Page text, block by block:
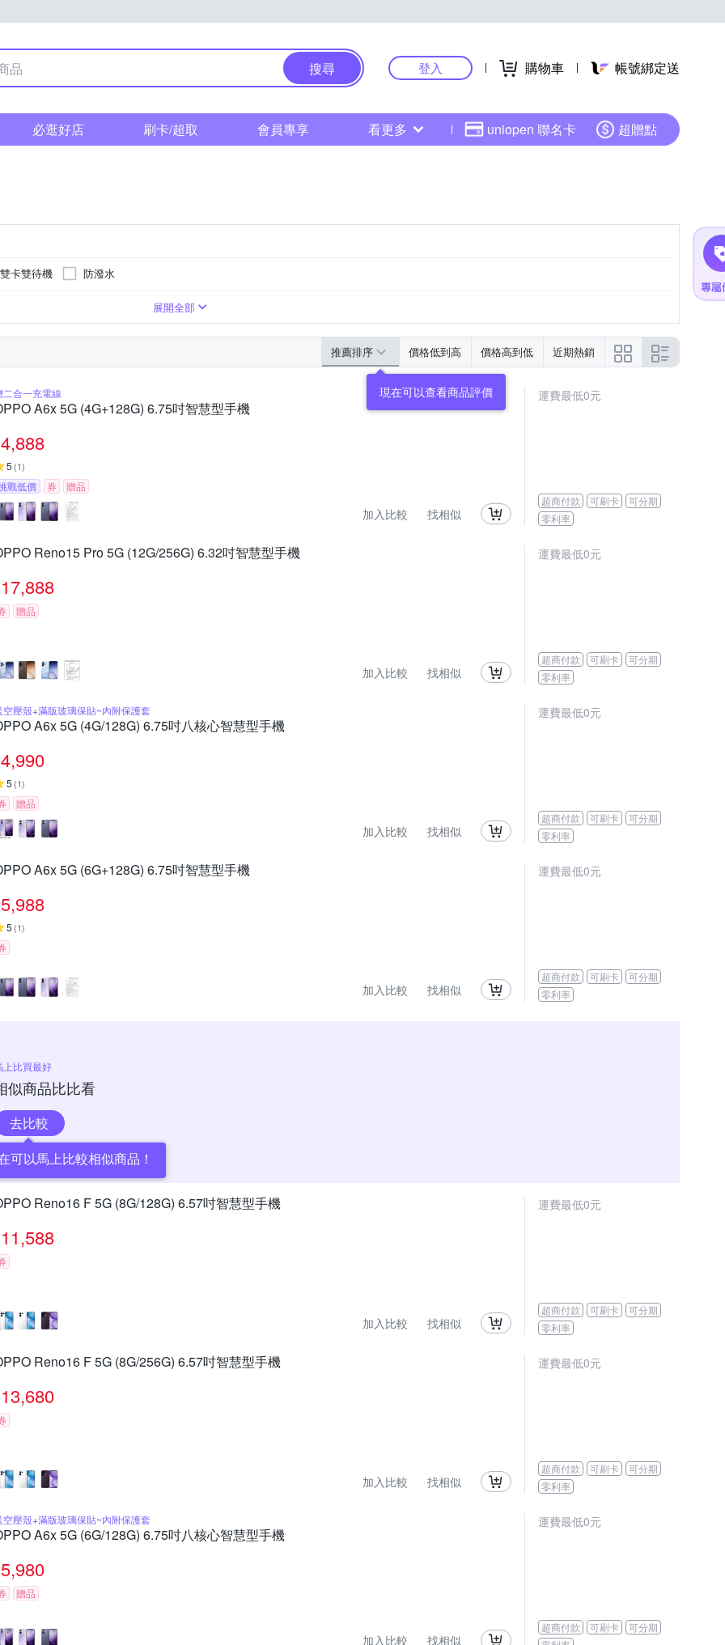
搜尋 登入 購物車 帳號綁定送
必逛好店 刷卡/超取 會員專享 看更多 uniopen 聯名卡 超贈點
雙卡雙待機
防潑水
6.75吋
展開全部
推薦排序 價格低到高 價格高到低 近期熱銷
二合一充電線
A6x 5G (4G+128G) 6.75吋智慧型手機
4,888
5 (1)
戰低價 券 贈品
加入比較 找相似
運費最低0元
超商付款 可刷卡
可分期
零利率
Reno15 Pro 5G (12G/256G) 6.32吋智慧型手機
17,888
贈品
加入比較 找相似
運費最低0元
超商付款 可刷卡
可分期
零利率
空壓殼+滿版玻璃保貼~內附保護套
A6x 5G (4G/128G) 6.75吋八核心智慧型手機
4,990
5 (1)
贈品
加入比較 找相似
運費最低0元
超商付款 可刷卡
可分期
零利率
A6x 5G (6G+128G) 6.75吋智慧型手機
5,988
5 (1)
加入比較 找相似
運費最低0元
超商付款 可刷卡
可分期
零利率
上比買最好
似商品比比看
去比較
可以馬上比較相似商品！
Reno16 F 5G (8G/128G) 6.57吋智慧型手機
11,588
加入比較 找相似
運費最低0元
超商付款 可刷卡
可分期
零利率
Reno16 F 5G (8G/256G) 6.57吋智慧型手機
13,680
加入比較 找相似
運費最低0元
超商付款 可刷卡
可分期
零利率
空壓殼+滿版玻璃保貼~內附保護套
A6x 5G (6G/128G) 6.75吋八核心智慧型手機
5,980
贈品
加入比較 找相似
運費最低0元
超商付款 可刷卡
可分期